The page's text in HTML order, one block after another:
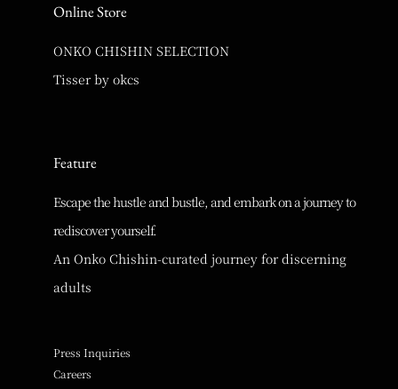
Online Store
ONKO CHISHIN SELECTION
Tisser by okcs
Feature
Escape the hustle and bustle, and embark on a journey to
rediscover yourself.
An Onko Chishin-curated journey for discerning
adults
Press Inquiries
Careers